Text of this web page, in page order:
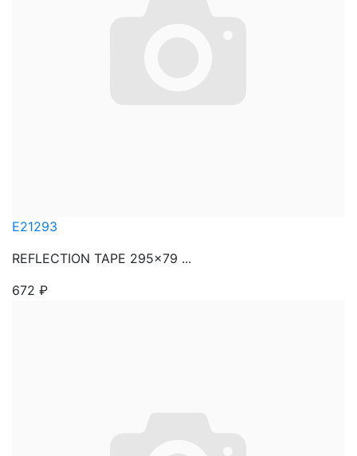
E21293
REFLECTION TAPE 295x79 ...
672 ₽